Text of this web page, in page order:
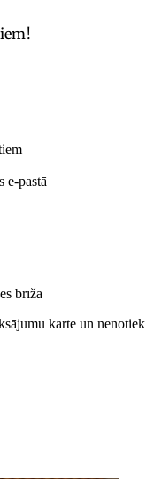
e-pastā
brīža
karte un nenotiek